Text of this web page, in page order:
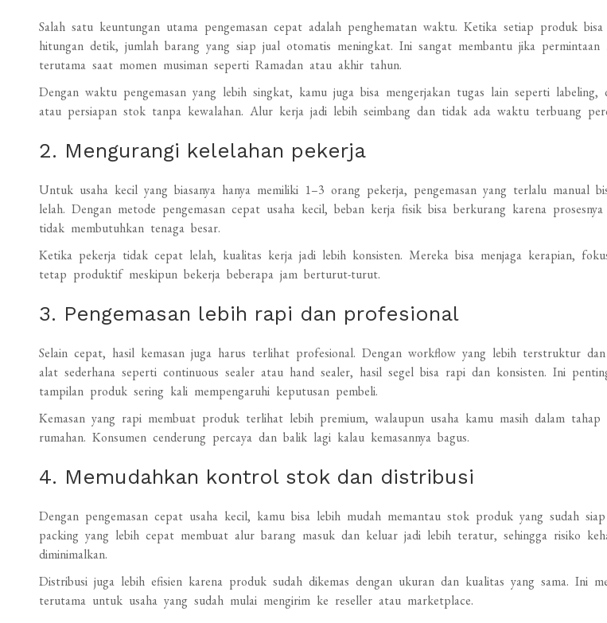
Salah satu keuntungan utama pengemasan cepat adalah penghematan waktu. Ketika setiap produk
hitungan detik, jumlah barang yang siap jual otomatis meningkat. Ini sangat membantu jika permintaan
terutama saat momen musiman seperti Ramadan atau akhir tahun.
Dengan waktu pengemasan yang lebih singkat, kamu juga bisa mengerjakan tugas lain seperti labeling,
atau persiapan stok tanpa kewalahan. Alur kerja jadi lebih seimbang dan tidak ada waktu terbuang
2. Mengurangi kelelahan pekerja
Untuk usaha kecil yang biasanya hanya memiliki 1–3 orang pekerja, pengemasan yang terlalu manual
lelah. Dengan metode pengemasan cepat usaha kecil, beban kerja fisik bisa berkurang karena
tidak membutuhkan tenaga besar.
Ketika pekerja tidak cepat lelah, kualitas kerja jadi lebih konsisten. Mereka bisa menjaga kerapian,
tetap produktif meskipun bekerja beberapa jam berturut-turut.
3. Pengemasan lebih rapi dan profesional
Selain cepat, hasil kemasan juga harus terlihat profesional. Dengan workflow yang lebih terstruktur dan
alat sederhana seperti continuous sealer atau hand sealer, hasil segel bisa rapi dan konsisten. Ini
tampilan produk sering kali mempengaruhi keputusan pembeli.
Kemasan yang rapi membuat produk terlihat lebih premium, walaupun usaha kamu masih dalam tahap
rumahan. Konsumen cenderung percaya dan balik lagi kalau kemasannya bagus.
4. Memudahkan kontrol stok dan distribusi
Dengan pengemasan cepat usaha kecil, kamu bisa lebih mudah memantau stok produk yang sudah
packing yang lebih cepat membuat alur barang masuk dan keluar jadi lebih teratur, sehingga risiko
diminimalkan.
Distribusi juga lebih efisien karena produk sudah dikemas dengan ukuran dan kualitas yang sama. Ini
terutama untuk usaha yang sudah mulai mengirim ke reseller atau marketplace.